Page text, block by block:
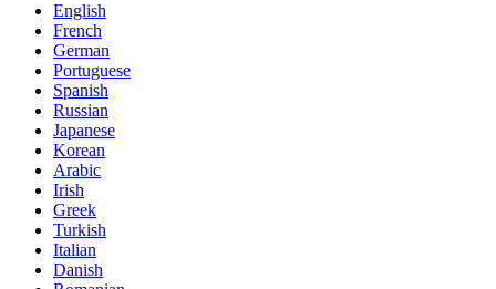
English
French
German
Portuguese
Spanish
Russian
Japanese
Korean
Arabic
Irish
Greek
Turkish
Italian
Danish